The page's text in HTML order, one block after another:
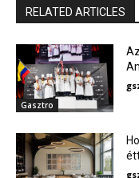
RELATED ARTICLES
Gasztro